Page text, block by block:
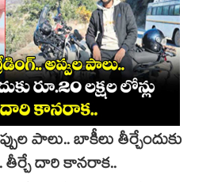
పాలు.. బాకీలు తీర్చేందుకు
తీర్చే దారి కానరాక..